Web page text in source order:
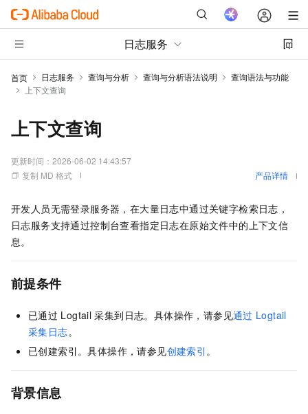
日志服务
首页 日志服务 查询与分析 查询与分析语法说明
查询语法与功能
上下文查询
上下文查询
更新时间： 2026-06-02 14:43:57
复制 MD 格式
产品详情
开发人员无需登录服务器，在大量日志中通过关键字检索日志，
日志服务支持通过控制台查看指定日志在原始文件中的上下文信
息。
前提条件
已通过 Logtail 采集到日志。具体操作，请参见通过 Logtail
采集日志。
已创建索引。具体操作，请参见创建索引 。
背景信息